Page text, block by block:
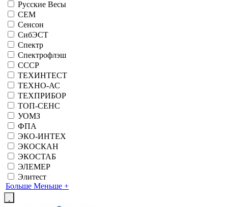
Русские Весы
СЕМ
Сенсон
СибЭСТ
Спектр
Спектрофлэш
СССР
ТЕХИНТЕСТ
ТЕХНО-АС
ТЕХПРИБОР
ТОП-СЕНС
УОМЗ
ФПА
ЭКО-ИНТЕХ
ЭКОСКАН
ЭКОСТАБ
ЭЛЕМЕР
Элитест
Больше Меньше +